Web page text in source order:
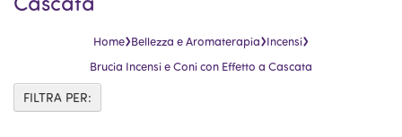
Home›Bellezza e Aromaterapia›Incensi›
Brucia Incensi e Coni con Effetto a Cascata
FILTRA PER: